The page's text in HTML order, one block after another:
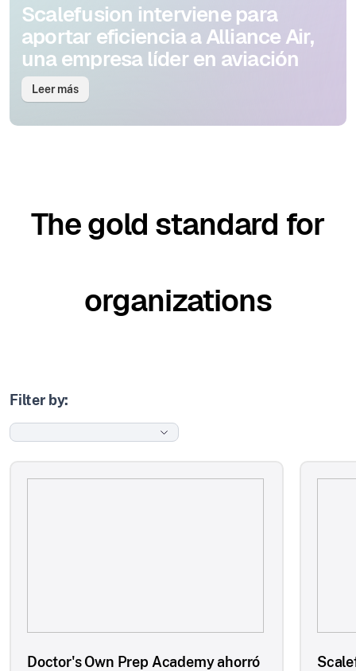
Scalefusion interviene para
aportar eficiencia a Alliance Air,
una empresa líder en aviación
Leer más
The gold standard for
organizations
Filter by:
Doctor's Own Prep Academy ahorró